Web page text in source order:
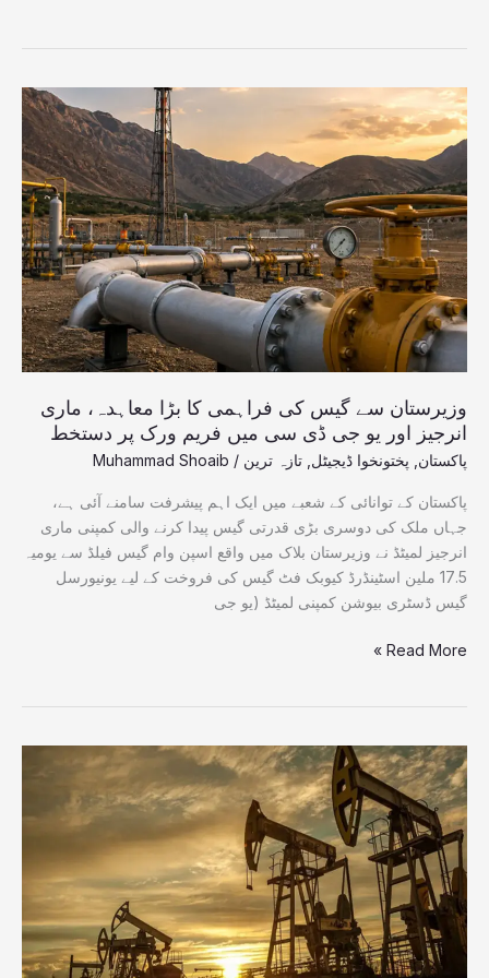
وزیرستان سے گیس کی فراہمی کا بڑا معاہدہ، ماری
انرجیز اور یو جی ڈی سی میں فریم ورک پر دستخط
پاکستان پختونخوا ڈیجیٹل تازہ ترین /
Muhammad Shoaib
پاکستان کے توانائی کے شعبے میں ایک اہم پیشرفت سامنے آئی ہے،
جہاں ملک کی دوسری بڑی قدرتی گیس پیدا کرنے والی کمپنی ماری
انرجیز لمیٹڈ نے وزیرستان بلاک میں واقع اسپن وام گیس فیلڈ سے یومیہ
17.5 ملین اسٹینڈرڈ کیوبک فٹ گیس کی فروخت کے لیے یونیورسل
گیس ڈسٹری بیوشن کمپنی لمیٹڈ (یو جی
وزیرستان
سے
گیس
فراہمی
کا
بڑا
معاہدہ،
ماری
انرجیز
یو
ڈی
سی
میں
فریم
ورک
پر
دستخط
Read More »
عالمی
منڈی
میں
تیل
کی
قیمتوں
میں
معمولی
کمی